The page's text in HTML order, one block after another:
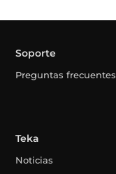
Soporte
Preguntas frecuentes
Teka
Noticias